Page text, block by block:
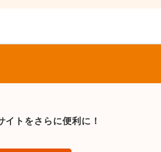
イトをさらに便利に！